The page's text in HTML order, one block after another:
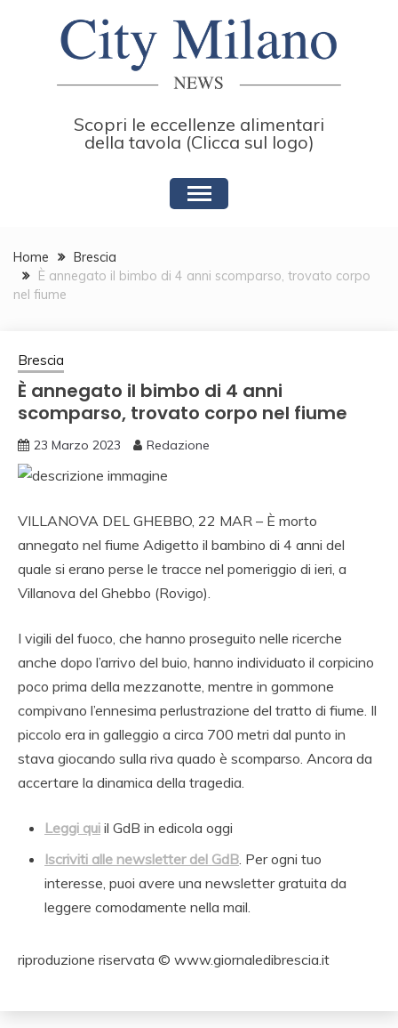
Scopri le eccellenze alimentari
della tavola (Clicca sul logo)
Home
Brescia
È annegato il bimbo di 4 anni scomparso, trovato corpo
nel fiume
Brescia
È annegato il bimbo di 4 anni
scomparso, trovato corpo nel fiume
23 Marzo 2023 Redazione
VILLANOVA DEL GHEBBO, 22 MAR – È morto
annegato nel fiume Adigetto il bambino di 4 anni del
quale si erano perse le tracce nel pomeriggio di ieri, a
Villanova del Ghebbo (Rovigo).
I vigili del fuoco, che hanno proseguito nelle ricerche
anche dopo l’arrivo del buio, hanno individuato il corpicino
poco prima della mezzanotte, mentre in gommone
compivano l’ennesima perlustrazione del tratto di fiume. Il
piccolo era in galleggio a circa 700 metri dal punto in
stava giocando sulla riva quado è scomparso. Ancora da
accertare la dinamica della tragedia.
Leggi qui il GdB in edicola oggi
Iscriviti alle newsletter del GdB . Per ogni tuo
interesse, puoi avere una newsletter gratuita da
leggere comodamente nella mail.
riproduzione riservata © www.giornaledibrescia.it